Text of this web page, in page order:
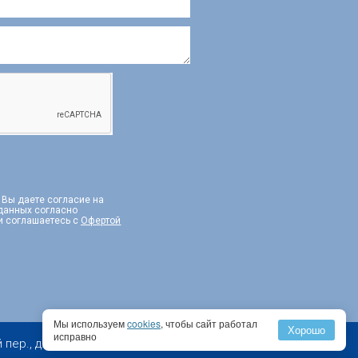
даете согласие на
согласно
соглашаетесь с Офертой
д. 2, эт. 10, пом I, комн. 1, PM 2А
Мы используемcookies, чтобы сайт работал
исправно
Хорошо